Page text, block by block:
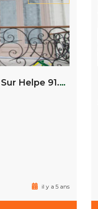
Local commercial Avesnes Sur Helpe 91.5 m2
il y a 5 ans